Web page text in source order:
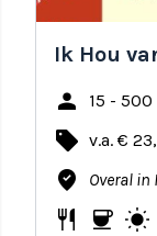
Ik Hou
person 15 -
local_offer v.a. €
where_to_vote Overal in
restaurant coffee wb_sunny